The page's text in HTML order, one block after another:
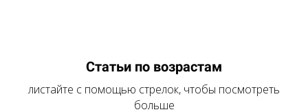
Статьи по возрастам
листайте с помощью стрелок, чтобы посмотреть
больше